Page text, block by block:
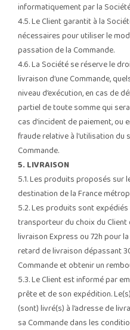
informatiquement par la
4.5. Le Client garantit à la
nécessaires pour utiliser le
passation de la Commande.
4.6. La Société se réserve le
livraison d’une Commande,
niveau d’exécution, en cas de
partiel de toute somme qui
cas d’incident de paiement,
fraude relative à l’utilisation du
Commande.
5. LIVRAISON
5.1. Les produits proposés sur
destination de la France
5.2. Les produits sont
transporteur du choix du Client
livraison Express ou 72h pour
retard de livraison dépassant
Commande et obtenir un
5.3. Le Client est informé par
prête et de son expédition.
(sont) livré(s) à l’adresse de
sa Commande dans les